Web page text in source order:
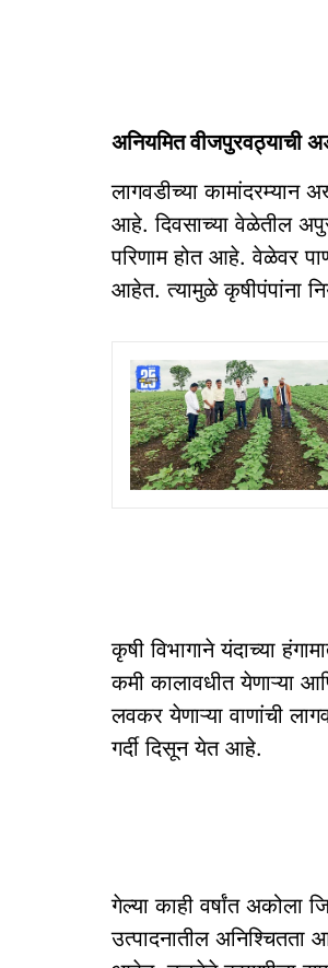
अनियमित वीजपुरवठ्याची
लागवडीच्या कामांदरम्यान
आहे. दिवसाच्या वेळेतील
परिणाम होत आहे. वेळेवर
आहेत. त्यामुळे कृषीपंपांना
कृषी विभागाने यंदाच्या
कमी कालावधीत येणाऱ्या
लवकर येणाऱ्या वाणांची
गर्दी दिसून येत आहे.
गेल्या काही वर्षांत अकोला
उत्पादनातील अनिश्चितता